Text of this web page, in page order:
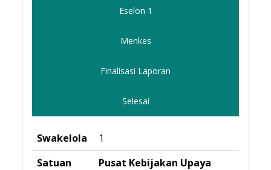
Eselon 1
Menkes
Finalisasi Laporan
Selesai
Swakelola
1
Satuan
Pusat Kebijakan Upaya